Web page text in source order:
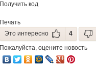
Получить код
Печать
Это интересно
4
Пожалуйста, оцените новость